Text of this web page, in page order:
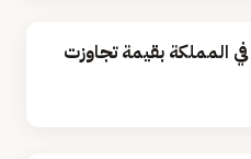
في المملكة بقيمة تجاوزت